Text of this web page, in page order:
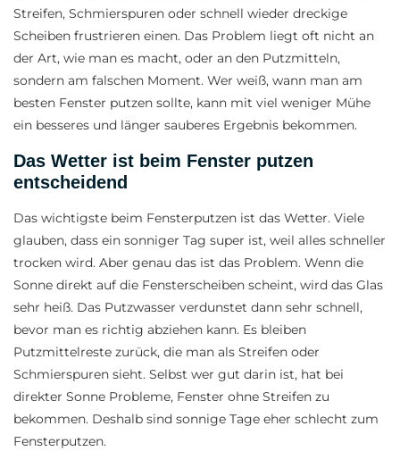
Streifen, Schmierspuren oder schnell wieder dreckige
Scheiben frustrieren einen. Das Problem liegt oft nicht an
der Art, wie man es macht, oder an den Putzmitteln,
sondern am falschen Moment. Wer weiß, wann man am
besten Fenster putzen sollte, kann mit viel weniger Mühe
ein besseres und länger sauberes Ergebnis bekommen.
Das Wetter ist beim Fenster putzen
entscheidend
Das wichtigste beim Fensterputzen ist das Wetter. Viele
glauben, dass ein sonniger Tag super ist, weil alles schneller
trocken wird. Aber genau das ist das Problem. Wenn die
Sonne direkt auf die Fensterscheiben scheint, wird das Glas
sehr heiß. Das Putzwasser verdunstet dann sehr schnell,
bevor man es richtig abziehen kann. Es bleiben
Putzmittelreste zurück, die man als Streifen oder
Schmierspuren sieht. Selbst wer gut darin ist, hat bei
direkter Sonne Probleme, Fenster ohne Streifen zu
bekommen. Deshalb sind sonnige Tage eher schlecht zum
Fensterputzen.